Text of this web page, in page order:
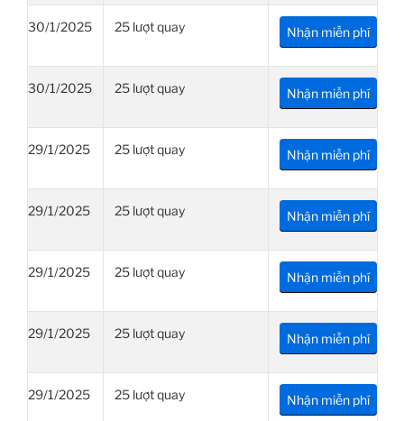
30/1/2025 25 lượt quay Nhận miễn phí
30/1/2025 25 lượt quay Nhận miễn phí
29/1/2025 25 lượt quay Nhận miễn phí
29/1/2025 25 lượt quay Nhận miễn phí
29/1/2025 25 lượt quay Nhận miễn phí
29/1/2025 25 lượt quay Nhận miễn phí
29/1/2025 25 lượt quay Nhận miễn phí